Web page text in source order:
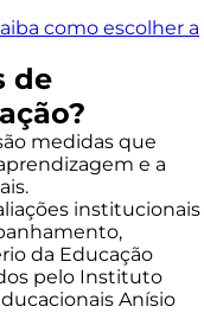
como escolher a
de
medidas que
e a
institucionais
da Educação
pelo Instituto
Anísio